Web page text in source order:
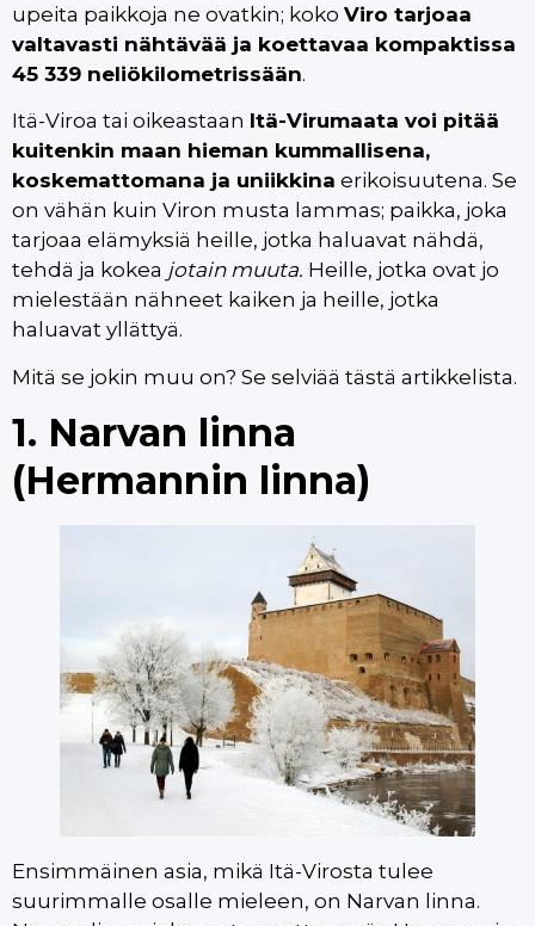
upeita paikkoja ne ovatkin; koko Viro tarjoaa
valtavasti nähtävää ja koettavaa kompaktissa
45 339 neliökilometrissään.
Itä-Viroa tai oikeastaan Itä-Virumaata voi pitää
kuitenkin maan hieman kummallisena,
koskemattomana ja uniikkina erikoisuutena. Se
on vähän kuin Viron musta lammas; paikka, joka
tarjoaa elämyksiä heille, jotka haluavat nähdä,
tehdä ja kokea jotain muuta. Heille, jotka ovat jo
mielestään nähneet kaiken ja heille, jotka
haluavat yllättyä.
Mitä se jokin muu on? Se selviää tästä artikkelista.
1. Narvan linna
(Hermannin linna)
Ensimmäinen asia, mikä Itä-Virosta tulee
suurimmalle osalle mieleen, on Narvan linna.